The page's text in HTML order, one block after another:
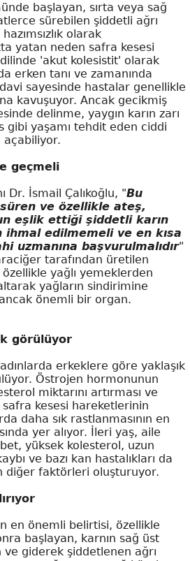
başlayan, sırta veya sağ
sürebilen şiddetli ağrı
olarak
yatan neden safra kesesi
dilinde 'akut kolesistit' olarak
erken tanı ve zamanında
sayesinde hastalar genellikle
kavuşuyor. Ancak gecikmiş
delinme, yaygın karın zarı
gibi yaşamı tehdit eden ciddi
açabiliyor.
geçmeli
Dr. İsmail Çalıkoğlu, "Bu
ve özellikle ateş,
eşlik ettiği şiddetli karın
ihmal edilmemeli ve en kısa
uzmanına başvurulmalıdır"
tarafından üretilen
yağlı yemeklerden
yağların sindirimine
önemli bir organ.
görülüyor
erkeklere göre yaklaşık
Östrojen hormonunun
miktarını artırması ve
kesesi hareketlerinin
daha sık rastlanmasının en
yer alıyor. İleri yaş, aile
yüksek kolesterol, uzun
ve bazı kan hastalıkları da
diğer faktörleri oluşturuyor.
en önemli belirtisi, özellikle
başlayan, karnın sağ üst
ve giderek şiddetlenen ağrı